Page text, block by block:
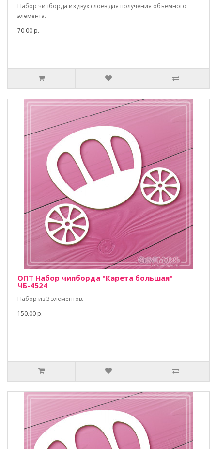
Набор чипборда из двух слоев для получения объемного
элемента.
70.00 р.
ОПТ Набор чипборда "Карета большая"
ЧБ-4524
Набор из 3 элементов.
150.00 р.